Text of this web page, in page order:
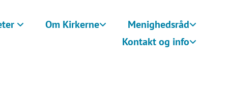
Om Kirkerne
Menighedsråd
Kontakt og info